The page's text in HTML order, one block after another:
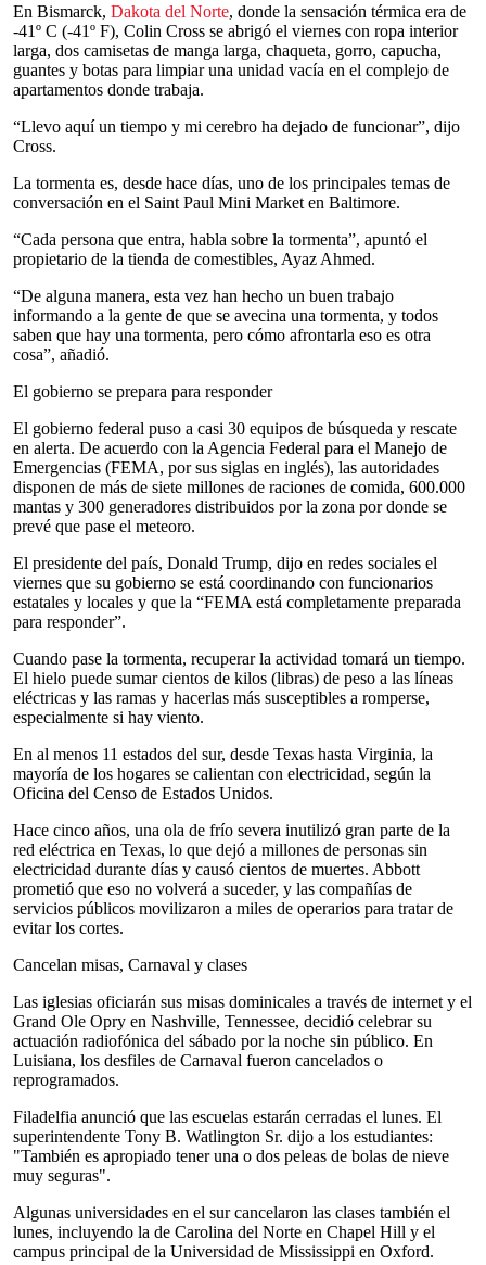
En Bismarck, Dakota del Norte, donde la sensación térmica era de
-41º C (-41º F), Colin Cross se abrigó el viernes con ropa interior
larga, dos camisetas de manga larga, chaqueta, gorro, capucha,
guantes y botas para limpiar una unidad vacía en el complejo de
apartamentos donde trabaja.
“Llevo aquí un tiempo y mi cerebro ha dejado de funcionar”, dijo
Cross.
La tormenta es, desde hace días, uno de los principales temas de
conversación en el Saint Paul Mini Market en Baltimore.
“Cada persona que entra, habla sobre la tormenta”, apuntó el
propietario de la tienda de comestibles, Ayaz Ahmed.
“De alguna manera, esta vez han hecho un buen trabajo
informando a la gente de que se avecina una tormenta, y todos
saben que hay una tormenta, pero cómo afrontarla eso es otra
cosa”, añadió.
El gobierno se prepara para responder
El gobierno federal puso a casi 30 equipos de búsqueda y rescate
en alerta. De acuerdo con la Agencia Federal para el Manejo de
Emergencias (FEMA, por sus siglas en inglés), las autoridades
disponen de más de siete millones de raciones de comida, 600.000
mantas y 300 generadores distribuidos por la zona por donde se
prevé que pase el meteoro.
El presidente del país, Donald Trump, dijo en redes sociales el
viernes que su gobierno se está coordinando con funcionarios
estatales y locales y que la “FEMA está completamente preparada
para responder”.
Cuando pase la tormenta, recuperar la actividad tomará un tiempo.
El hielo puede sumar cientos de kilos (libras) de peso a las líneas
eléctricas y las ramas y hacerlas más susceptibles a romperse,
especialmente si hay viento.
En al menos 11 estados del sur, desde Texas hasta Virginia, la
mayoría de los hogares se calientan con electricidad, según la
Oficina del Censo de Estados Unidos.
Hace cinco años, una ola de frío severa inutilizó gran parte de la
red eléctrica en Texas, lo que dejó a millones de personas sin
electricidad durante días y causó cientos de muertes. Abbott
prometió que eso no volverá a suceder, y las compañías de
servicios públicos movilizaron a miles de operarios para tratar de
evitar los cortes.
Cancelan misas, Carnaval y clases
Las iglesias oficiarán sus misas dominicales a través de internet y el
Grand Ole Opry en Nashville, Tennessee, decidió celebrar su
actuación radiofónica del sábado por la noche sin público. En
Luisiana, los desfiles de Carnaval fueron cancelados o
reprogramados.
Filadelfia anunció que las escuelas estarán cerradas el lunes. El
superintendente Tony B. Watlington Sr. dijo a los estudiantes:
"También es apropiado tener una o dos peleas de bolas de nieve
muy seguras".
Algunas universidades en el sur cancelaron las clases también el
lunes, incluyendo la de Carolina del Norte en Chapel Hill y el
campus principal de la Universidad de Mississippi en Oxford.